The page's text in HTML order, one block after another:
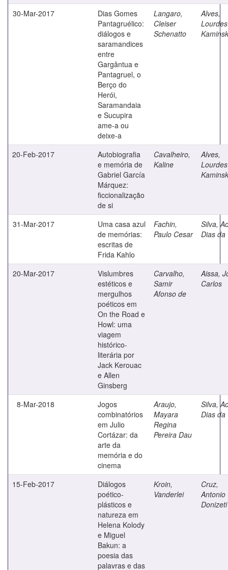
30-Mar-2017
Dias Gomes
Pantagruélico:
diálogos e
saramandices
entre
Gargântua e
Pantagruel, o
Berço do
Herói,
Saramandaia
e Sucupira
ame-a ou
deixe-a
Langaro,
Cleiser
Schenatto
Alves,
Lourdes
20-Feb-2017
Autobiografia
e memória de
Gabriel García
Márquez:
ficcionalização
de si
Cavalheiro,
Kaline
Alves,
Lourdes
31-Mar-2017
Uma casa azul
de memórias:
escritas de
Frida Kahlo
Fachin,
Paulo Cesar
Silva,
Dias da
20-Mar-2017
Vislumbres
estéticos e
mergulhos
poéticos em
On the Road e
Howl: uma
viagem
histórico-
literária por
Jack Kerouac
e Allen
Ginsberg
Carvalho,
Samir
Afonso de
Aissa,
Carlos
8-Mar-2018
Jogos
combinatórios
em Julio
Cortázar: da
arte da
memória e do
cinema
Araujo,
Mayara
Regina
Pereira Dau
Silva,
Dias da
15-Feb-2017
Diálogos
poético-
plásticos e
natureza em
Helena Kolody
e Miguel
Bakun: a
poesia das
palavras e das
Kroin,
Vanderlei
Cruz,
Antonio